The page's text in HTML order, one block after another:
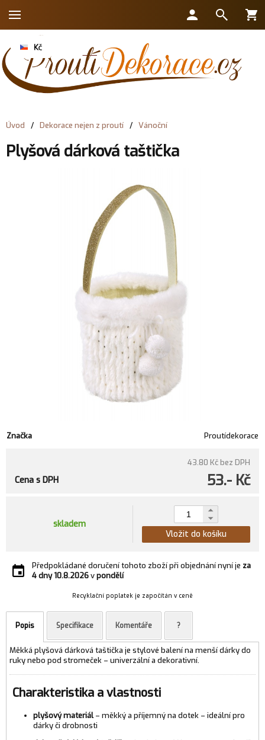
Úvod / Dekorace nejen z proutí / Vánoční
Plyšová dárková taštička
Značka Proutídekorace
43.80 Kčbez DPH
53.- Kč
Cena s DPH
skladem
Vložit do košíku
Předpokládané doručení tohoto zboží při objednání nyní je za
4 dny10.8.2026vpondělí
Recyklační poplatek je započítán v ceně
Popis Specifikace Komentáře ?
Měkká plyšová dárková taštička je stylové balení na menší dárky do
ruky nebo pod stromeček – univerzální a dekorativní.
Charakteristika a vlastnosti
plyšový materiál– měkký a příjemný na dotek – ideální pro
dárky či drobnosti